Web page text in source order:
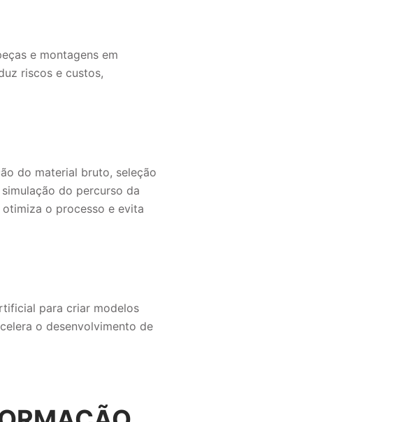
e montagens em
riscos e custos,
do material bruto, seleção
do percurso da
o processo e evita
para criar modelos
o desenvolvimento de